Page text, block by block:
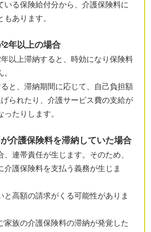
いる保険給付分から、介護保険料に
もあります。
2年以上の場合
以上滞納すると、時効になり保険料
と、滞納期間に応じて、自己負担額
られたり、介護サービス費の支給が
ったりします。
介護保険料を滞納していた場合
、連帯責任が生じます。そのため、
介護保険料を支払う義務が生じま
と高額の請求がくる可能性がありま
家族の介護保険料の滞納が発覚した